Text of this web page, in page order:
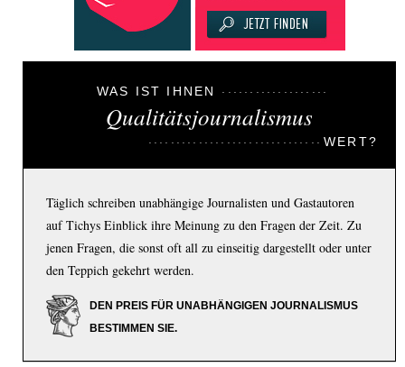
WAS IST IHNEN
Qualitätsjournalismus
WERT?
Täglich schreiben unabhängige Journalisten und Gastautoren
auf Tichys Einblick ihre Meinung zu den Fragen der Zeit. Zu
jenen Fragen, die sonst oft all zu einseitig dargestellt oder unter
den Teppich gekehrt werden.
DEN PREIS FÜR UNABHÄNGIGEN JOURNALISMUS
BESTIMMEN SIE.